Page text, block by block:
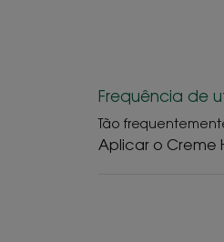
Frequência de
Tão
Aplicar o Creme